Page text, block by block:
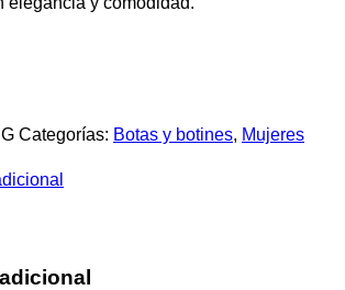
Categorías: Botas y botines, Mujeres